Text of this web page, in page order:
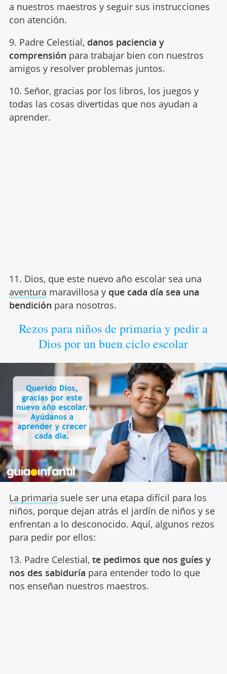
a nuestros maestros y seguir sus instrucciones
con atención.
9. Padre Celestial, danos paciencia y
comprensión para trabajar bien con nuestros
amigos y resolver problemas juntos.
10. Señor, gracias por los libros, los juegos y
todas las cosas divertidas que nos ayudan a
aprender.
11. Dios, que este nuevo año escolar sea una
aventura maravillosa y que cada día sea una
bendición para nosotros.
Rezos para niños de primaria y pedir a
Dios por un buen ciclo escolar
La primaria suele ser una etapa difícil para los
niños, porque dejan atrás el jardín de niños y se
enfrentan a lo desconocido. Aquí, algunos rezos
para pedir por ellos:
13. Padre Celestial, te pedimos que nos guíes y
nos des sabiduría para entender todo lo que
nos enseñan nuestros maestros.